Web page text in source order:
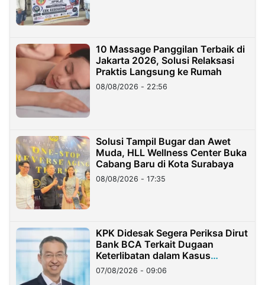
10 Massage Panggilan Terbaik di
Jakarta 2026, Solusi Relaksasi
Praktis Langsung ke Rumah
08/08/2026 - 22:56
Solusi Tampil Bugar dan Awet
Muda, HLL Wellness Center Buka
Cabang Baru di Kota Surabaya
08/08/2026 - 17:35
KPK Didesak Segera Periksa Dirut
Bank BCA Terkait Dugaan
Keterlibatan dalam Kasus
Hilangnya Dana Nasabah Rp2,58
Miliar
07/08/2026 - 09:06